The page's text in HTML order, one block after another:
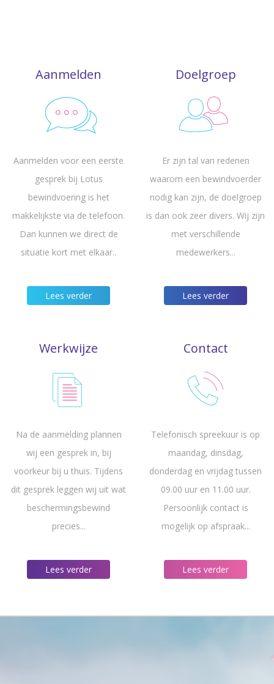
Aanmelden
Aanmelden voor een eerste
gesprek bij Lotus
bewindvoering is het
makkelijkste via de telefoon.
Dan kunnen we direct de
situatie kort met elkaar..
Lees verder
Doelgroep
Er zijn tal van redenen
waarom een bewindvoerder
nodig kan zijn, de doelgroep
is dan ook zeer divers. Wij zijn
met verschillende
medewerkers...
Lees verder
Werkwijze
Na de aanmelding plannen
wij een gesprek in, bij
voorkeur bij u thuis. Tijdens
dit gesprek leggen wij uit wat
beschermingsbewind
precies...
Lees verder
Contact
Telefonisch spreekuur is op
maandag, dinsdag,
donderdag en vrijdag tussen
09.00 uur en 11.00 uur.
Persoonlijk contact is
mogelijk op afspraak...
Lees verder